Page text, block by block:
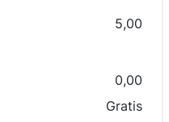
5,00
0,00
Gratis